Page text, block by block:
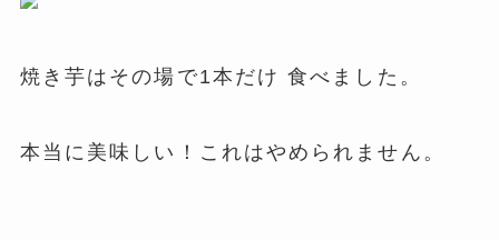
焼き芋はその場で1本だけ 食べました。
本当に美味しい！これはやめられません。